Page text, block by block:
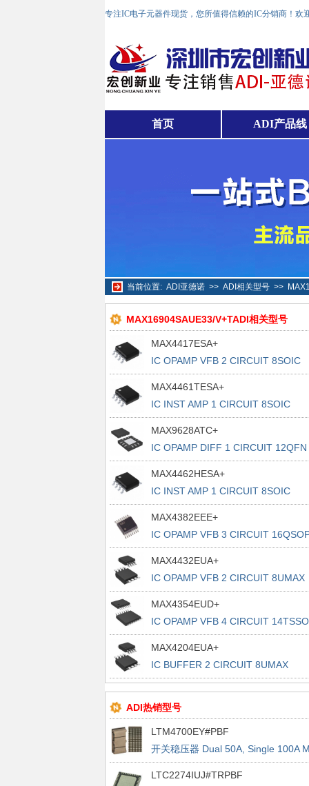
专注IC电子元器件现货，您所值得信赖的IC分销商！
首页 ADI产品线
当前位置: ADI亚德诺>> ADI相关型号>>
MAX16904SAUE33/V+TADI相关型号
MAX4417ESA+
IC OPAMP VFB 2 CIRCUIT 8SOIC
MAX4461TESA+
IC INST AMP 1 CIRCUIT 8SOIC
MAX9628ATC+
IC OPAMP DIFF 1 CIRCUIT 12QFN
MAX4462HESA+
IC INST AMP 1 CIRCUIT 8SOIC
MAX4382EEE+
IC OPAMP VFB 3 CIRCUIT
MAX4432EUA+
IC OPAMP VFB 2 CIRCUIT 8UMAX
MAX4354EUD+
IC OPAMP VFB 4 CIRCUIT
MAX4204EUA+
IC BUFFER 2 CIRCUIT 8UMAX
ADI热销型号
LTM4700EY#PBF
开关稳压器 Dual 50A, Single 100A
Reg
LTC2274IUJ#TRPBF